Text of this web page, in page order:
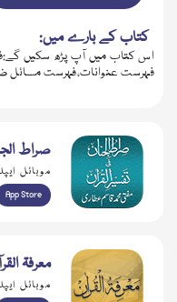
ڈاؤن لوڈ کریں
کتاب کے بارے میں:
اس کتاب میں آپ پڑھ سکیں
فہرست عنوانات،فہرست مسائل
صراط
موبائل
App Store
معرفۃ
موبائل